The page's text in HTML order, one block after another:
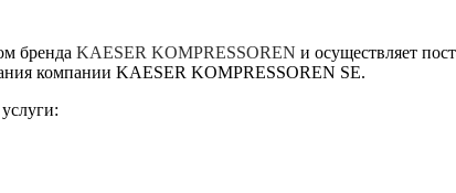
бренда KAESER KOMPRESSOREN и осуществляет
компании KAESER KOMPRESSOREN SE.